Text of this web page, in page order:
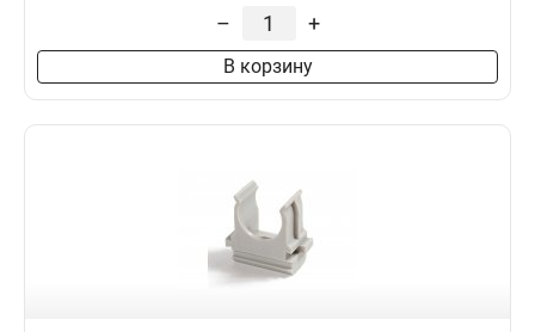
– +
В корзину